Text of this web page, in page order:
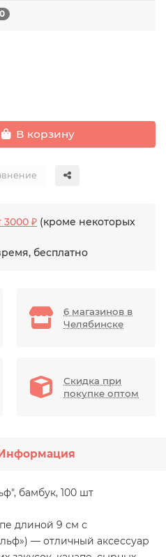
В корзину
3000 ₽ (кроме некоторых
бесплатно
6 магазинов в
Челябинске
Скидка при
покупке оптом
бамбук, 100 шт
длиной 9 см с
— отличный аксессуар